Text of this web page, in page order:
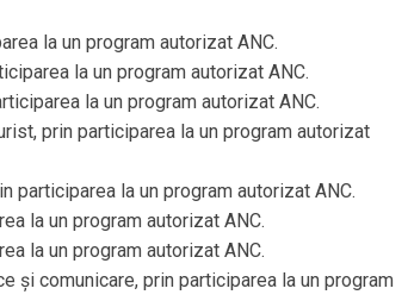
la un program autorizat ANC.
la un program autorizat ANC.
la un program autorizat ANC.
prin participarea la un program autorizat
participarea la un program autorizat ANC.
la un program autorizat ANC.
la un program autorizat ANC.
și comunicare, prin participarea la un program